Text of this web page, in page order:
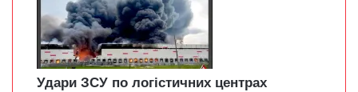
Удари ЗСУ по логістичних центрах